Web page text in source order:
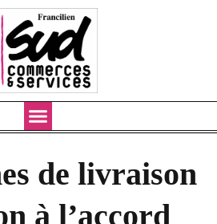
de livraison
à l’accord